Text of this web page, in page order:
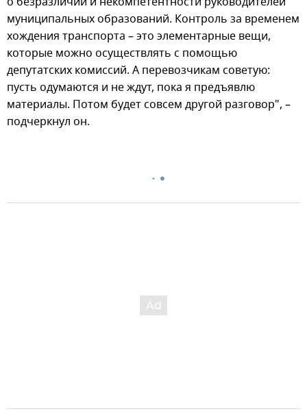
муниципальных образований. Контроль за временем
хождения транспорта – это элементарные вещи,
которые можно осуществлять с помощью
депутатских комиссий. А перевозчикам советую:
пусть одумаются и не ждут, пока я предъявлю
материалы. Потом будет совсем другой разговор", –
подчеркнул он.